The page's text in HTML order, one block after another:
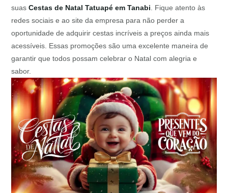
suasCestas de Natal Tatuapé em Tanabi . Fique atento às
redes sociais e ao site da empresa para não perder a
oportunidade de adquirir cestas incríveis a preços ainda mais
acessíveis. Essas promoções são uma excelente maneira de
garantir que todos possam celebrar o Natal com alegria e
sabor.